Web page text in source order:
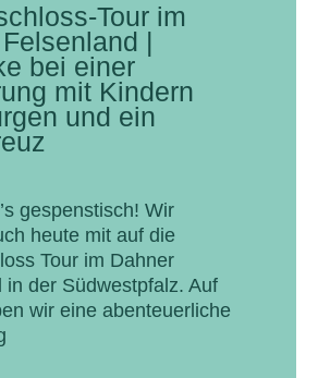
Tour im
|
bei einer
mit Kindern
und ein
gespenstisch! Wir
heute mit auf die
Tour im Dahner
in der Südwestpfalz. Auf
wir eine abenteuerliche